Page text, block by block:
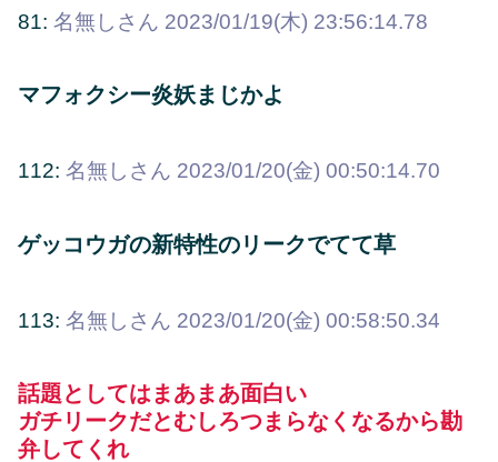
81: 名無しさん 2023/01/19(木) 23:56:14.78
マフォクシー炎妖まじかよ
112: 名無しさん 2023/01/20(金) 00:50:14.70
ゲッコウガの新特性のリークでてて草
113: 名無しさん 2023/01/20(金) 00:58:50.34
話題としてはまあまあ面白い
ガチリークだとむしろつまらなくなるから勘
弁してくれ